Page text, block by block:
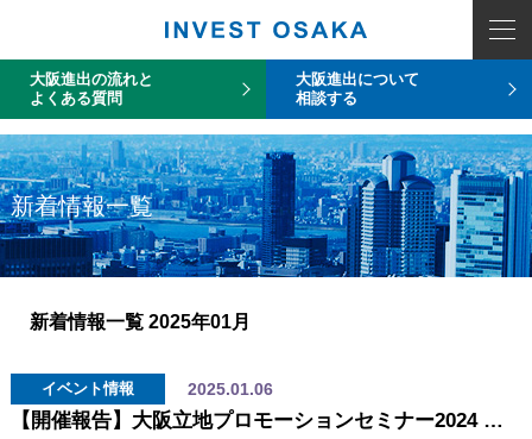
大阪進出の流れと
よくある質問
大阪進出について
相談する
新着情報一覧
新着情報一覧2025年01月
イベント情報 2025.01.06
【開催報告】大阪立地プロモーションセミナー2024 ～万博を契機とした産業構造・社会構造の変革～